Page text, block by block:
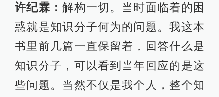
许纪霖：解构一切。当时面临着的困
惑就是知识分子何为的问题。我这本
书里前几篇一直保留着，回答什么是
知识分子，可以看到当年回应的是这
些问题。当然不仅是我个人，整个知